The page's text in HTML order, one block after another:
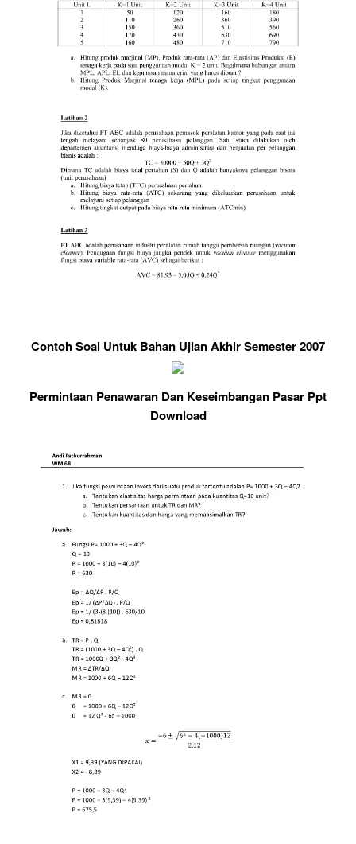
Contoh Soal Untuk Bahan Ujian Akhir Semester 2007
Permintaan Penawaran Dan Keseimbangan Pasar Ppt
Download